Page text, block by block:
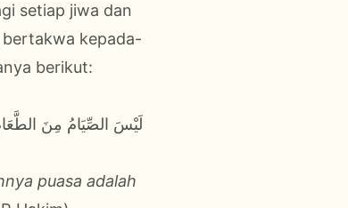
setiap jiwa dan
bertakwa kepada-
berikut:
لَيْسَ الصِّيَامُ مِنَ
puasa adalah